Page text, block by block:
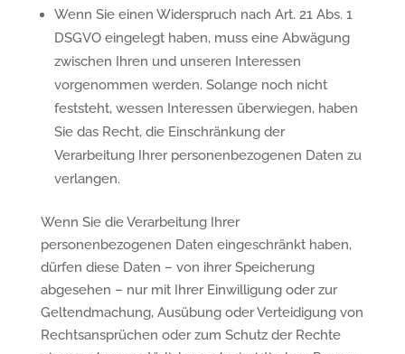
Wenn Sie einen Widerspruch nach Art. 21 Abs. 1
DSGVO eingelegt haben, muss eine Abwägung
zwischen Ihren und unseren Interessen
vorgenommen werden. Solange noch nicht
feststeht, wessen Interessen überwiegen, haben
Sie das Recht, die Einschränkung der
Verarbeitung Ihrer personenbezogenen Daten zu
verlangen.
Wenn Sie die Verarbeitung Ihrer
personenbezogenen Daten eingeschränkt haben,
dürfen diese Daten – von ihrer Speicherung
abgesehen – nur mit Ihrer Einwilligung oder zur
Geltendmachung, Ausübung oder Verteidigung von
Rechtsansprüchen oder zum Schutz der Rechte